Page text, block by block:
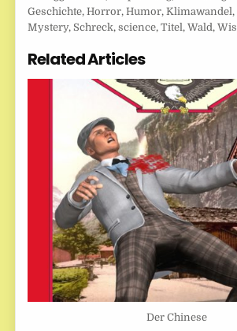
Geschichte,Horror,Humor,Klimawandel,
Mystery, Schreck,science,Titel,Wald,
Related Articles
Der Chinese